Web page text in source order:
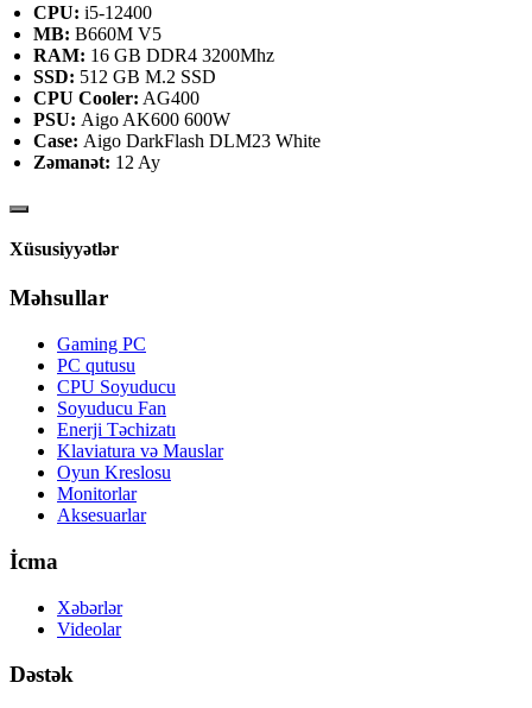
CPU: i5-12400
MB: B660M V5
RAM: 16 GB DDR4 3200Mhz
SSD: 512 GB M.2 SSD
CPU Cooler: AG400
PSU: Aigo AK600 600W
Case: Aigo DarkFlash DLM23 White
Zəmanət: 12 Ay
Xüsusiyyətlər
Məhsullar
Gaming PC
PC qutusu
CPU Soyuducu
Soyuducu Fan
Enerji Təchizatı
Klaviatura və Mauslar
Oyun Kreslosu
Monitorlar
Aksesuarlar
İcma
Xəbərlər
Videolar
Dəstək